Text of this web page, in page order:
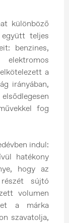
különböző
teljes
benzines,
a
irányában,
fog
indul:
hatékony
hogy az
sújtó
volumen
a márka
szavatolja,